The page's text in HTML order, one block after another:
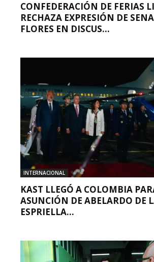
CONFEDERACIÓN DE FERIAS
RECHAZA EXPRESIÓN DE
FLORES EN DISCUS...
INTERNACIONAL
KAST LLEGÓ A COLOMBIA
ASUNCIÓN DE ABELARDO DE
ESPRIELLA...